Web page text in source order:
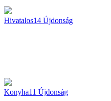
Hivatalos14 Újdonság
Konyha11 Újdonság